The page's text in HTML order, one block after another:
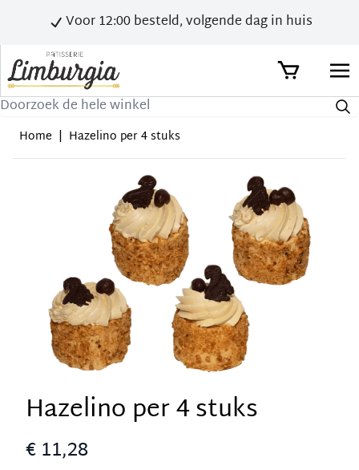
Voor 12:00 besteld, volgende dag in huis
Zoek
Home | Hazelino per 4 stuks
Hazelino per 4 stuks
€ 11,28